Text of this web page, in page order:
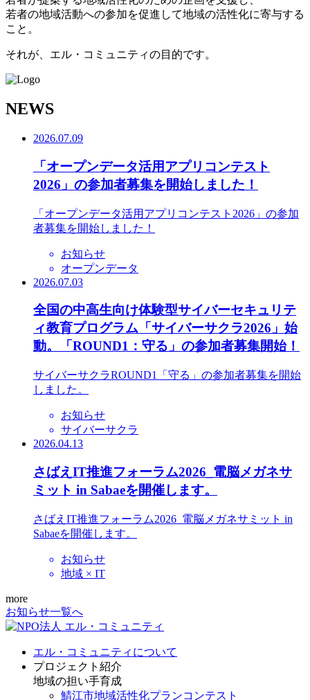
若者の地域活動への参加を促進して地域の活性化に寄与する
こと。
それが、エル・コミュニティの目的です。
NEWS
2026.07.09
「オープンデータ活用アプリコンテスト
2026」の参加者募集を開始しました！
「オープンデータ活用アプリコンテスト2026」の参加
者募集を開始しました！
お知らせ
オープンデータ
2026.07.03
全国の中高生向け体験型サイバーセキュリテ
ィ教育プログラム「サイバーサクラ2026」始
動。「ROUND1：守る」の参加者募集開始！
サイバーサクラROUND1「守る」の参加者募集を開始
しました。
お知らせ
サイバーサクラ
2026.04.13
さばえIT推進フォーラム2026_電脳メガネサ
ミット in Sabaeを開催します。
さばえIT推進フォーラム2026_電脳メガネサミット in
Sabaeを開催します。
お知らせ
地域 × IT
more
お知らせ一覧へ
エル・コミュニティについて
プロジェクト紹介
地域の担い手育成
鯖江市地域活性化プランコンテスト